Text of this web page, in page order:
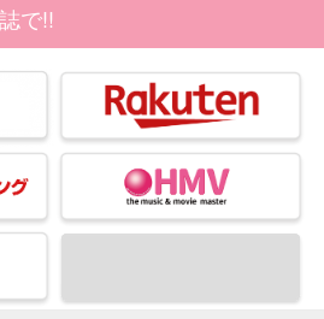
で!!